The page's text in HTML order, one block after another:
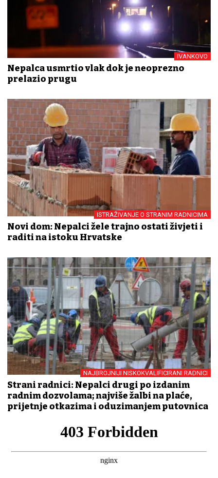
IVANKOVO
Nepalca usmrtio vlak dok je neoprezno
prelazio prugu
ISTRAŽIVANJE O STRANIM RADNICIMA
Novi dom: Nepalci žele trajno ostati živjeti i
raditi na istoku Hrvatske
NAJBROJNIJI NISKOKVALIFICIRANI RADNICI
Strani radnici: Nepalci drugi po izdanim
radnim dozvolama; najviše žalbi na plaće,
prijetnje otkazima i oduzimanjem putovnica